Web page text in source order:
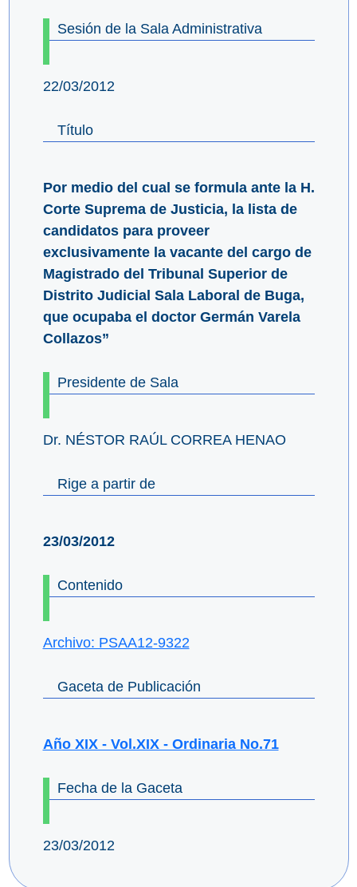
Sesión de la Sala Administrativa
22/03/2012
Título
Por medio del cual se formula ante la H.
Corte Suprema de Justicia, la lista de
candidatos para proveer
exclusivamente la vacante del cargo de
Magistrado del Tribunal Superior de
Distrito Judicial Sala Laboral de Buga,
que ocupaba el doctor Germán Varela
Collazos”
Presidente de Sala
Dr. NÉSTOR RAÚL CORREA HENAO
Rige a partir de
23/03/2012
Contenido
Archivo: PSAA12-9322
Gaceta de Publicación
Año XIX - Vol.XIX - Ordinaria No.71
Fecha de la Gaceta
23/03/2012